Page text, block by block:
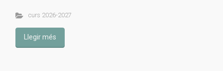
curs 2026-2027
Llegir més